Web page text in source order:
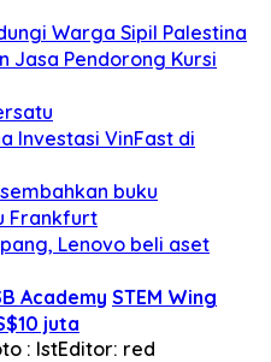
Warga Sipil Palestina
Jasa Pendorong Kursi
Investasi VinFast di
buku
Frankfurt
Lenovo beli aset
Academy STEM Wing
juta
: IstEditor: red